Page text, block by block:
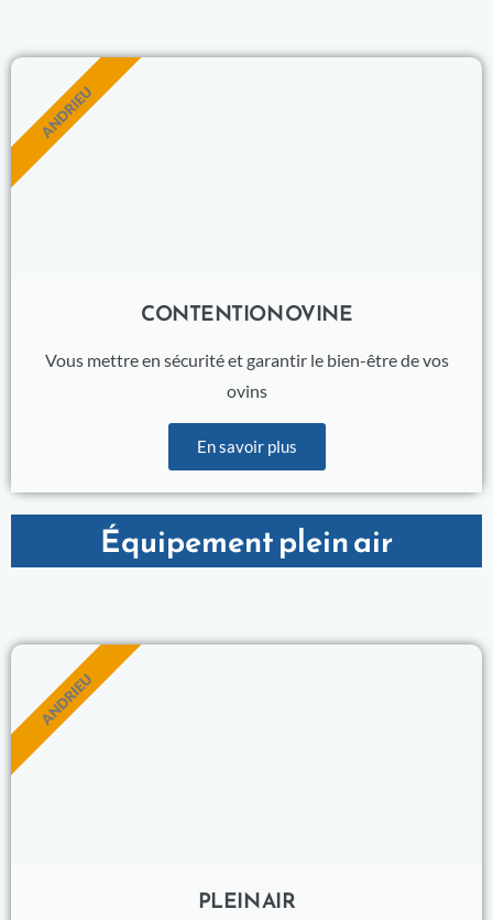
CONTENTION OVINE
Vous mettre en sécurité et garantir le bien-être de vos
ovins
En savoir plus
ANDRIEU
Équipement plein air
PLEIN AIR
ANDRIEU